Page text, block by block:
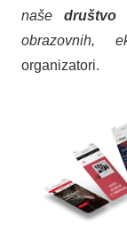
našedruštvo
obrazovnih,
organizatori.